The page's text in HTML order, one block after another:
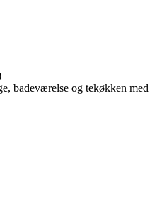
badeværelse og tekøkken med